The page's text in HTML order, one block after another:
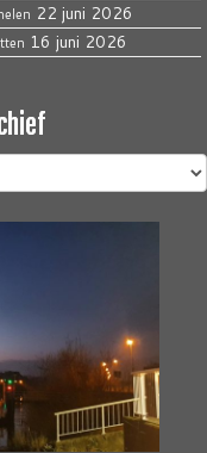
22 juni 2026
16 juni 2026